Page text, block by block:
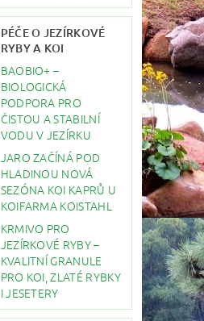
PÉČE O JEZÍRKOVÉ
RYBY A KOI
BAOBIO+ –
BIOLOGICKÁ
PODPORA PRO
ČISTOU A STABILNÍ
VODU V JEZÍRKU
JARO ZAČÍNÁ POD
HLADINOU NOVÁ
SEZÓNA KOI KAPRŮ U
KOIFARMA KOISTAHL
KRMIVO PRO
JEZÍRKOVÉ RYBY –
KVALITNÍ GRANULE
PRO KOI, ZLATÉ RYBKY
I JESETERY